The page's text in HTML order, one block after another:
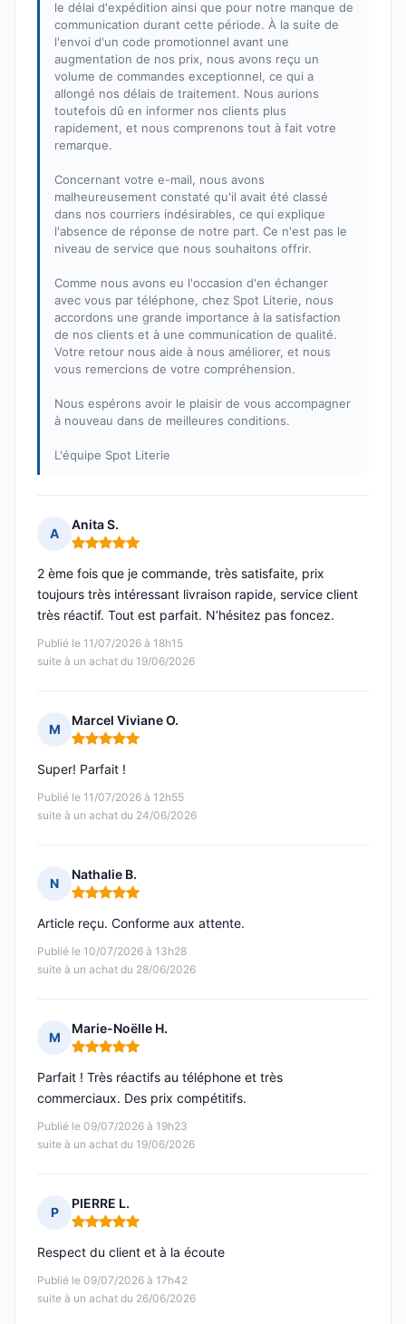
le délai d'expédition ainsi que pour notre manque de
communication durant cette période. À la suite de
l'envoi d'un code promotionnel avant une
augmentation de nos prix, nous avons reçu un
volume de commandes exceptionnel, ce qui a
allongé nos délais de traitement. Nous aurions
toutefois dû en informer nos clients plus
rapidement, et nous comprenons tout à fait votre
remarque.
Concernant votre e-mail, nous avons
malheureusement constaté qu'il avait été classé
dans nos courriers indésirables, ce qui explique
l'absence de réponse de notre part. Ce n'est pas le
niveau de service que nous souhaitons offrir.
Comme nous avons eu l'occasion d'en échanger
avec vous par téléphone, chez Spot Literie, nous
accordons une grande importance à la satisfaction
de nos clients et à une communication de qualité.
Votre retour nous aide à nous améliorer, et nous
vous remercions de votre compréhension.
Nous espérons avoir le plaisir de vous accompagner
à nouveau dans de meilleures conditions.
L'équipe Spot Literie
A
Anita S.
Note : 5 sur 5
Publié le 11/07/2026 à 18h15
suite à un achat du 19/06/2026
2 ème fois que je commande, très satisfaite, prix
toujours très intéressant livraison rapide, service client
très réactif. Tout est parfait. N’hésitez pas foncez.
M
Marcel Viviane O.
Note : 5 sur 5
Publié le 11/07/2026 à 12h55
suite à un achat du 24/06/2026
Super! Parfait !
N
Nathalie B.
Note : 5 sur 5
Publié le 10/07/2026 à 13h28
suite à un achat du 28/06/2026
Article reçu. Conforme aux attente.
M
Marie-Noëlle H.
Note : 5 sur 5
Publié le 09/07/2026 à 19h23
suite à un achat du 19/06/2026
Parfait ! Très réactifs au téléphone et très
commerciaux. Des prix compétitifs.
P
PIERRE L.
Note : 5 sur 5
Publié le 09/07/2026 à 17h42
suite à un achat du 26/06/2026
Respect du client et à la écoute